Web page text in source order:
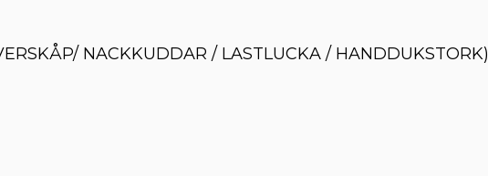
NACKKUDDAR / LASTLUCKA / HANDDUKSTORK)